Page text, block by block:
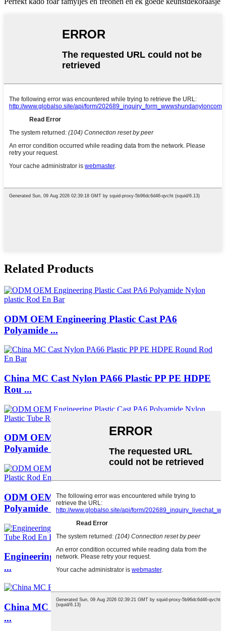
Related Products
ODM OEM Engineering Plastic Cast PA6
Polyamide ...
China MC Cast Nylon PA66 Plastic PP PE HDPE
Rou ...
ODM OEM Engineering Plastic Cast PA6
Polyamide ...
ODM OEM Engineering Plastic Cast PA6
Polyamide ...
Engineering Plastic Cast Board PA6 Polyamide Ny
...
China MC Blue Cast Nylon Rod Plastic Round Rod
...